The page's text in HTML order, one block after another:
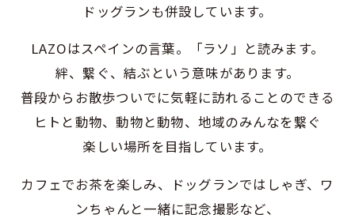
ドッグランも併設しています。
LAZOはスペインの言葉。「ラソ」と読みます。
絆、繋ぐ、結ぶという意味があります。
普段からお散歩ついでに気軽に訪れることのできる
ヒトと動物、動物と動物、地域のみんなを繋ぐ
楽しい場所を目指しています。
カフェでお茶を楽しみ、ドッグランではしゃぎ、ワ
ンちゃんと一緒に記念撮影など、